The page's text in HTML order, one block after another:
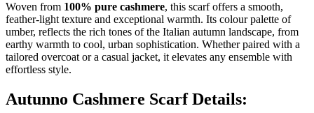
Woven from 100% pure cashmere, this scarf offers a smooth,
feather-light texture and exceptional warmth. Its colour palette of
umber, reflects the rich tones of the Italian autumn landscape, from
earthy warmth to cool, urban sophistication. Whether paired with a
tailored overcoat or a casual jacket, it elevates any ensemble with
effortless style.
Autunno Cashmere Scarf Details: